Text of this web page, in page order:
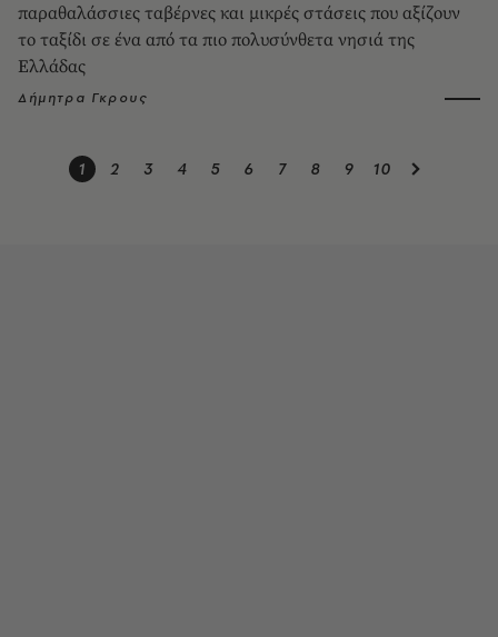
παραθαλάσσιες ταβέρνες και μικρές στάσεις που αξίζουν
το ταξίδι σε ένα από τα πιο πολυσύνθετα νησιά της
Ελλάδας
Δήμητρα Γκρους
1 2 3 4 5 6 7 8 9 10